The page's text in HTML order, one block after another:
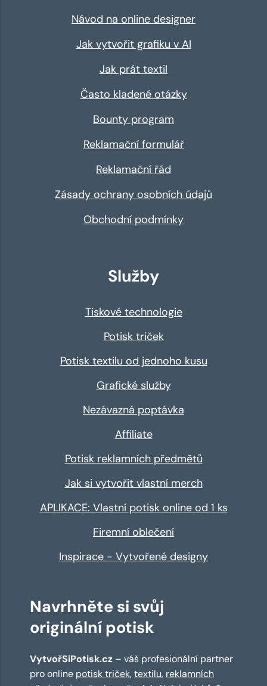
Návod na online designer
Jak vytvořit grafiku v AI
Jak prát textil
Často kladené otázky
Bounty program
Reklamační formulář
Reklamační řád
Zásady ochrany osobních údajů
Obchodní podmínky
Služby
Tiskové technologie
Potisk triček
Potisk textilu od jednoho kusu
Grafické služby
Nezávazná poptávka
Affiliate
Potisk reklamních předmětů
Jak si vytvořit vlastní merch
APLIKACE: Vlastní potisk online od 1 ks
Firemní oblečení
Inspirace - Vytvořené designy
Navrhněte si svůj
originální potisk
VytvořSiPotisk.cz – váš profesionální partner
pro online potisk triček,textilu, reklamních